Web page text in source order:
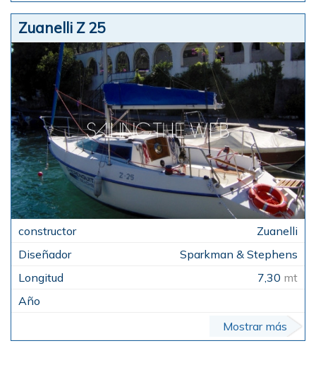
Zuanelli Z 25
Zuanelli
Sparkman & Stephens
7,30 mt
Mostrar más